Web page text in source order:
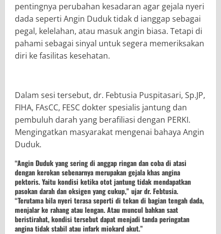
pentingnya perubahan kesadaran agar gejala nyeri
dada seperti Angin Duduk tidak d ianggap sebagai
pegal, kelelahan, atau masuk angin biasa. Tetapi di
pahami sebagai sinyal untuk segera memeriksakan
diri ke fasilitas kesehatan.
Dalam sesi tersebut, dr. Febtusia Puspitasari, Sp.JP,
FIHA, FAsCC, FESC dokter spesialis jantung dan
pembuluh darah yang berafiliasi dengan PERKI.
Mengingatkan masyarakat mengenai bahaya Angin
Duduk.
“Angin Duduk yang sering di anggap ringan dan coba di atasi
dengan kerokan sebenarnya merupakan gejala khas angina
pektoris. Yaitu kondisi ketika otot jantung tidak mendapatkan
pasokan darah dan oksigen yang cukup,” ujar dr. Febtusia.
“Terutama bila nyeri terasa seperti di tekan di bagian tengah dada,
menjalar ke rahang atau lengan. Atau muncul bahkan saat
beristirahat, kondisi tersebut dapat menjadi tanda peringatan
angina tidak stabil atau infark miokard akut.”